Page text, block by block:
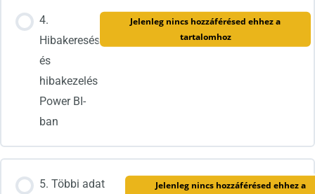
4.
Hibakeresés
és
hibakezelés
Power BI-
ban
Jelenleg nincs hozzáférésed ehhez a
tartalomhoz
5. Többi adat
Jelenleg nincs hozzáférésed ehhez a